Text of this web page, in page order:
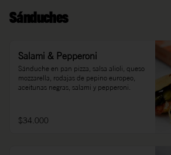
Sánduches
Salami & Pepperoni
Sánduche en pan pizza, salsa alioli, queso
mozzarella, rodajas de pepino europeo,
aceitunas negras, salami y pepperoni.
$34.000